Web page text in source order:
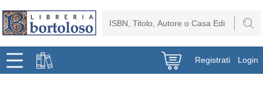
Registrati Login